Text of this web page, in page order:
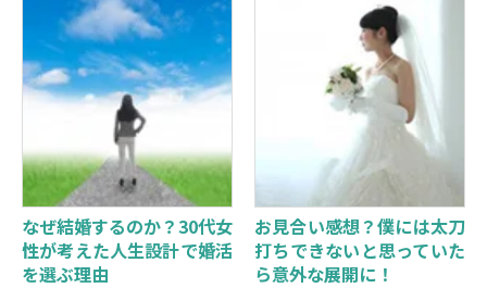
なぜ結婚するのか？30代女
性が考えた人生設計で婚活
を選ぶ理由
お見合い感想？僕には太刀
打ちできないと思っていた
ら意外な展開に！